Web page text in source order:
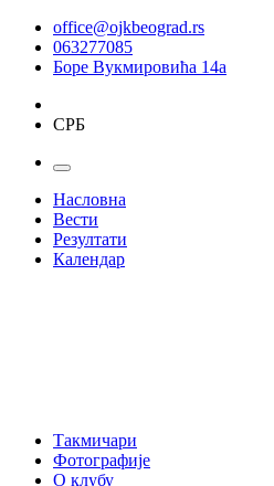
office@ojkbeograd.rs
063277085
Боре Вукмировића 14а
СРБ
Насловна
Вести
Резултати
Календар
Такмичари
Фотографије
О клубу